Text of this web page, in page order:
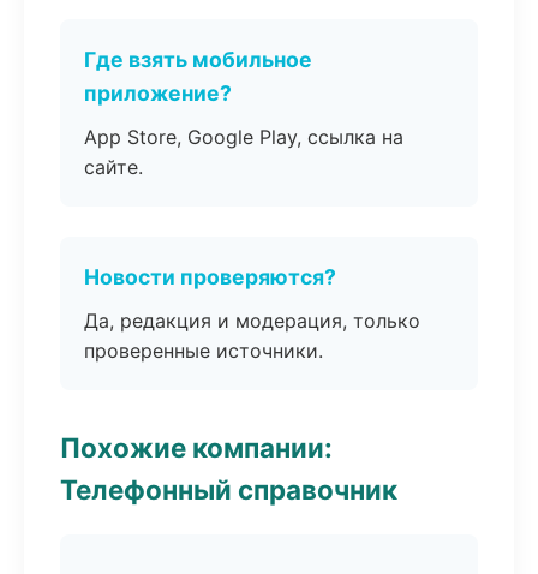
Где взять мобильное
приложение?
App Store, Google Play, ссылка на
сайте.
Новости проверяются?
Да, редакция и модерация, только
проверенные источники.
Похожие компании:
Телефонный справочник